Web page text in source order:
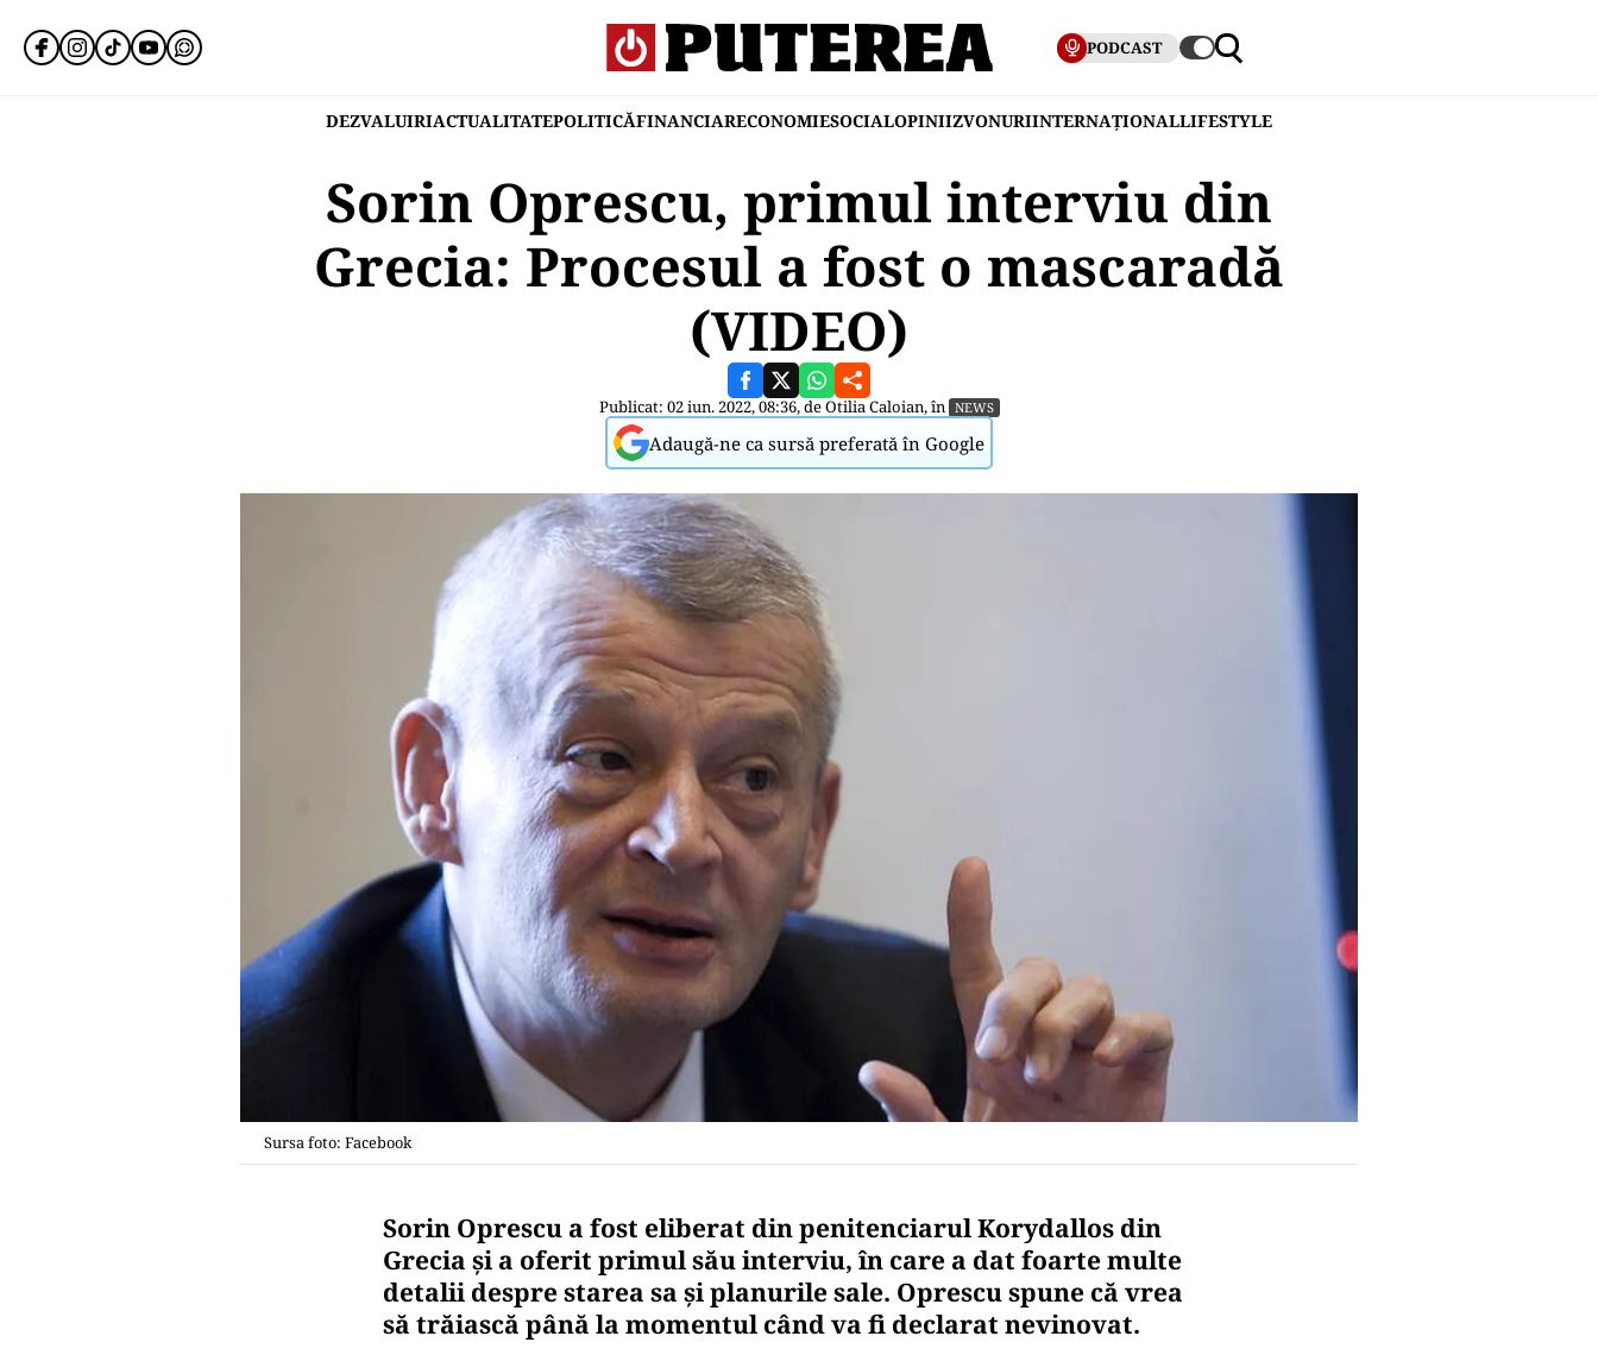
PODCAST
DEZVALUIRIACTUALITATEPOLITICĂFINANCIARECONOMIESOCIALOPINIIZVONURIINTERNAȚIONALLIFESTYLE
Sorin Oprescu, primul interviu din
Grecia: Procesul a fost o mascaradă
(VIDEO)
Publicat: 02 iun. 2022, 08:36, deOtilia Caloian, în NEWS
Adaugă-ne ca sursă preferată în Google
Sursa foto: Facebook
Sorin Oprescu a fost eliberat din penitenciarul Korydallos din
Grecia şi a oferit primul său interviu, în care a dat foarte multe
detalii despre starea sa și planurile sale. Oprescu spune că vrea
să trăiască până la momentul când va fi declarat nevinovat.